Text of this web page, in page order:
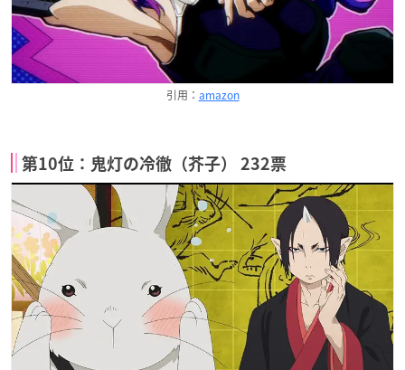
引用： amazon
第10位：鬼灯の冷徹（芥子） 232票